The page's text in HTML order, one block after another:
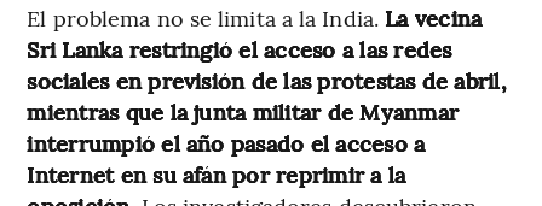
El problema no se limita a la India. La vecina
Sri Lanka restringió el acceso a las redes
sociales en previsión de las protestas de abril,
mientras que la junta militar de Myanmar
interrumpió el año pasado el acceso a
Internet en su afán por reprimir a la